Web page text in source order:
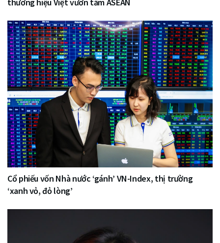
thương hiệu Việt vươn tầm ASEAN
Cổ phiếu vốn Nhà nước ‘gánh’ VN-Index, thị trường
‘xanh vỏ, đỏ lòng’